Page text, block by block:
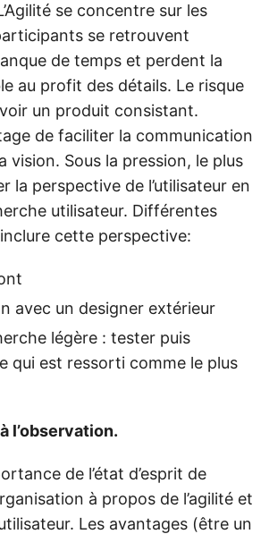
se concentre sur les
se retrouvent
de temps et perdent la
au profit des détails. Le risque
un produit consistant.
de faciliter la communication
vision. Sous la pression, le plus
la perspective de l’utilisateur en
utilisateur. Différentes
cette perspective:
avec un designer extérieur
légère : tester puis
qui est ressorti comme le plus
l’observation.
de l’état d’esprit de
à propos de l’agilité et
Les avantages (être un